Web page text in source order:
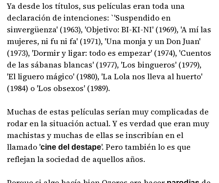
Ya desde los títulos, sus películas eran toda una
declaración de intenciones: `'Suspendido en
sinvergüenza' (1963), 'Objetivo: BI-KI-NI' (1969), 'A mí las
mujeres, ni fu ni fa' (1971), 'Una monja y un Don Juan'
(1973), 'Dormir y ligar: todo es empezar' (1974), 'Cuentos
de las sábanas blancas' (1977), 'Los bingueros' (1979),
'El liguero mágico' (1980), 'La Lola nos lleva al huerto'
(1984) o 'Los obsexos' (1989).
Muchas de estas películas serían muy complicadas de
rodar en la situación actual. Y es verdad que eran muy
machistas y muchas de ellas se inscribían en el
llamado 'cine del destape'. Pero también lo es que
reflejan la sociedad de aquellos años.